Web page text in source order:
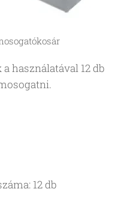
használatával 12 db
12 db